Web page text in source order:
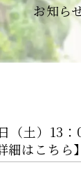
お知ら
（土）13
はこちら】